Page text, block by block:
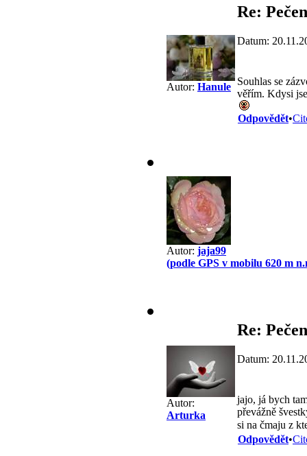
Autor: Hanule
Re:
Datum:
Souhlas se
věřím. Kdysi
Odpovědět•
Autor: jaja99
(podle GPS v mobilu 620 m
Autor:
Arturka
Re:
Datum:
jajo, já bych
převážně
si na čmaju z
Odpovědět•